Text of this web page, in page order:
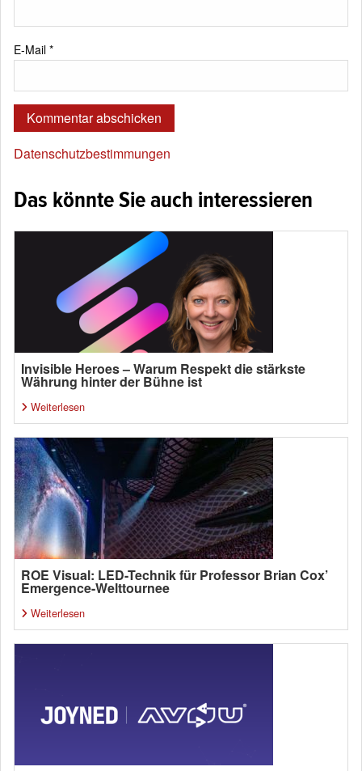
E-Mail *
Datenschutzbestimmungen
Das könnte Sie auch interessieren
Invisible Heroes – Warum Respekt die stärkste
Währung hinter der Bühne ist
Weiterlesen
ROE Visual: LED-Technik für Professor Brian Cox’
Emergence-Welttournee
Weiterlesen